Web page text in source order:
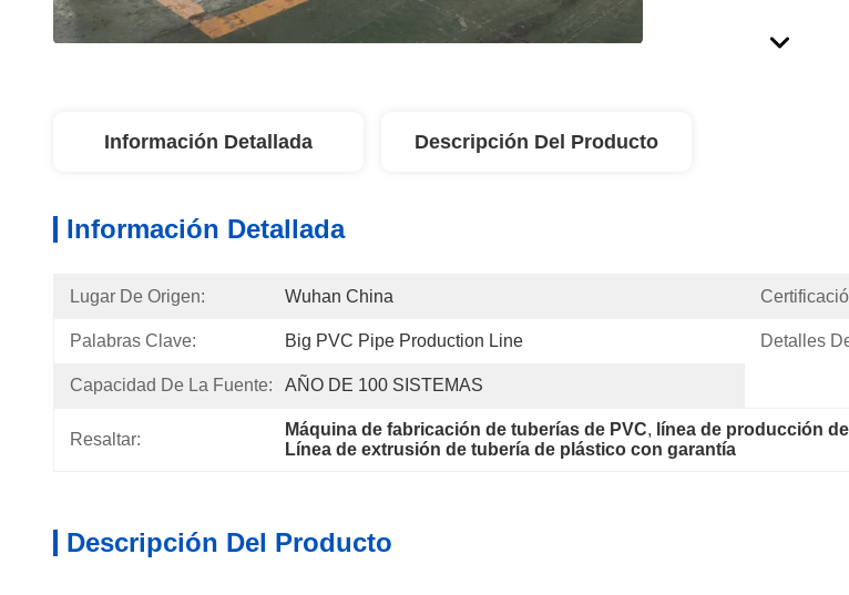
Información Detallada Descripción Del Producto
Información Detallada
Lugar De Origen: Wuhan China
Palabras Clave: Big PVC Pipe Production Line Detalles
Capacidad De La Fuente: AÑO DE 100 SISTEMAS
Resaltar:
Máquina de fabricación de tuberías de PVC, línea de producción
Línea de extrusión de tubería de plástico con garantía
Descripción Del Producto